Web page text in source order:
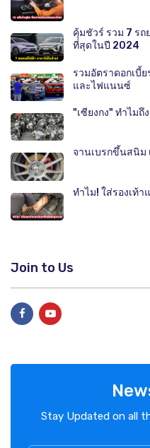
คุ้มชัวร์ รวม 7 ร
ที่สุดในปี 2024
รวมอัตราดอกเบี้
และไฟแนนซ์
"เซียงกง" ทำไมถึ
จานเบรกขึ้นสนิม
ทำไม! ใส่รองเท้
Join to Us
Stay Updated on all